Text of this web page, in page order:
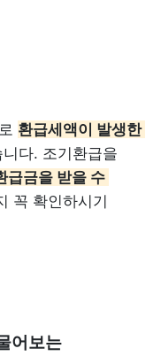
환급세액이 발생한
다. 조기환급을
급금을 받을 수
꼭 확인하시기
어보는